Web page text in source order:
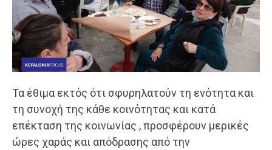
Τα έθιμα εκτός ότι σφυρηλατούν τη ενότητα και
τη συνοχή της κάθε κοινότητας και κατά
επέκταση της κοινωνίας , προσφέρουν μερικές
ώρες χαράς και απόδρασης από την